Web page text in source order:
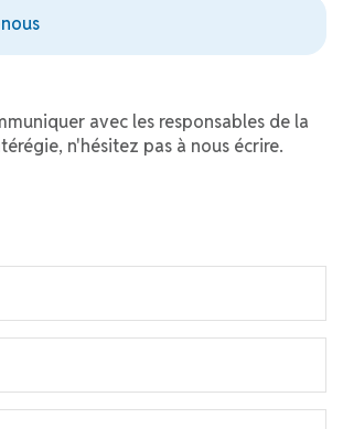
avec les responsables de la
n'hésitez pas à nous écrire.